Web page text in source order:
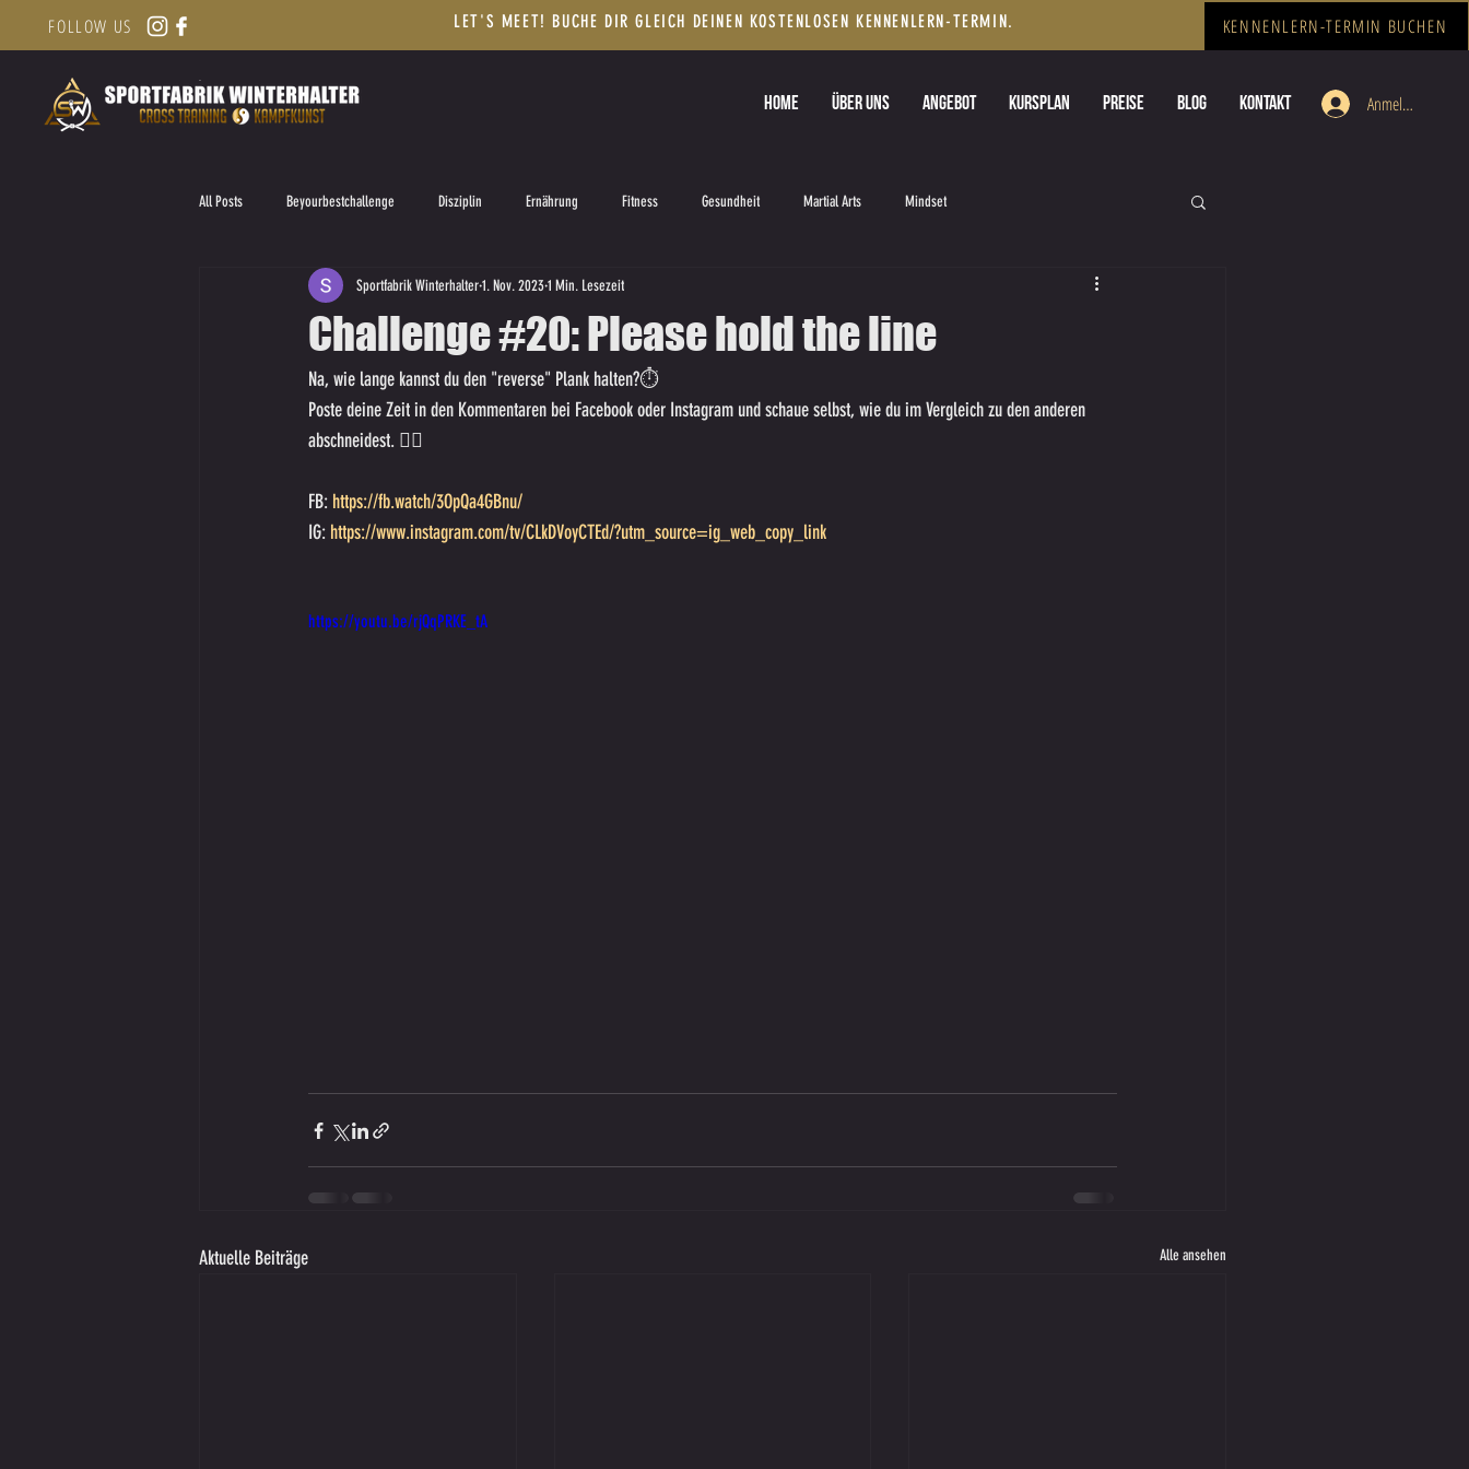
FOLLOW US LET'S MEET! BUCHE DIR GLEICH DEINEN KOSTENLOSEN KENNENLERN-TERMIN. KENNENLERN-TERMIN BUCHEN
HOME ÜBER UNS ANGEBOT KURSPLAN PREISE BLOG KONTAKT Anmelden
All Posts Beyourbestchallenge Disziplin Ernährung Fitness Gesundheit Martial Arts Mindset
Challenge #20: Please hold the line
Sportfabrik Winterhalter1. Nov. 20231 Min. Lesezeit
Na, wie lange kannst du den "reverse" Plank halten?⏱
Poste deine Zeit in den Kommentaren bei Facebook oder Instagram und schaue selbst, wie du im Vergleich zu den anderen
abschneidest. 👍🏼
FB: https://fb.watch/3OpQa4GBnu/
IG: https://www.instagram.com/tv/CLkDVoyCTEd/?utm_source=ig_web_copy_link
https://youtu.be/rjQqPRKE_tA
Aktuelle Beiträge Alle ansehen